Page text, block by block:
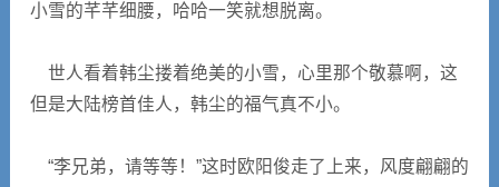
小雪的芊芊细腰，哈哈一笑就想脱离。
世人看着韩尘搂着绝美的小雪，心里那个敬慕啊，这
但是大陆榜首佳人，韩尘的福气真不小。
“李兄弟，请等等！”这时欧阳俊走了上来，风度翩翩的